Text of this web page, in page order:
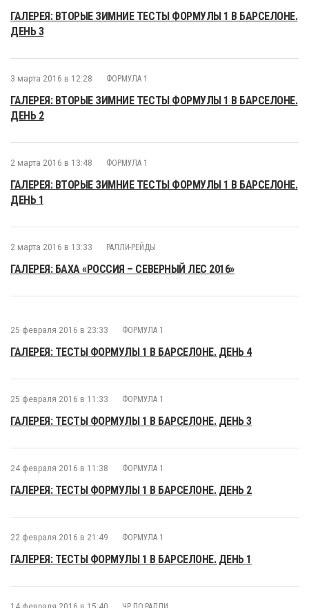
ГАЛЕРЕЯ: ВТОРЫЕ ЗИМНИЕ ТЕСТЫ ФОРМУЛЫ 1 В БАРСЕЛОНЕ.
ДЕНЬ 3
3 марта 2016 в 12:28 ФОРМУЛА 1
ГАЛЕРЕЯ: ВТОРЫЕ ЗИМНИЕ ТЕСТЫ ФОРМУЛЫ 1 В БАРСЕЛОНЕ.
ДЕНЬ 2
2 марта 2016 в 13:48 ФОРМУЛА 1
ГАЛЕРЕЯ: ВТОРЫЕ ЗИМНИЕ ТЕСТЫ ФОРМУЛЫ 1 В БАРСЕЛОНЕ.
ДЕНЬ 1
2 марта 2016 в 13:33 РАЛЛИ-РЕЙДЫ
ГАЛЕРЕЯ: БАХА «РОССИЯ – СЕВЕРНЫЙ ЛЕС 2016»
25 февраля 2016 в 23:33 ФОРМУЛА 1
ГАЛЕРЕЯ: ТЕСТЫ ФОРМУЛЫ 1 В БАРСЕЛОНЕ. ДЕНЬ 4
25 февраля 2016 в 11:33 ФОРМУЛА 1
ГАЛЕРЕЯ: ТЕСТЫ ФОРМУЛЫ 1 В БАРСЕЛОНЕ. ДЕНЬ 3
24 февраля 2016 в 11:38 ФОРМУЛА 1
ГАЛЕРЕЯ: ТЕСТЫ ФОРМУЛЫ 1 В БАРСЕЛОНЕ. ДЕНЬ 2
22 февраля 2016 в 21:49 ФОРМУЛА 1
ГАЛЕРЕЯ: ТЕСТЫ ФОРМУЛЫ 1 В БАРСЕЛОНЕ. ДЕНЬ 1